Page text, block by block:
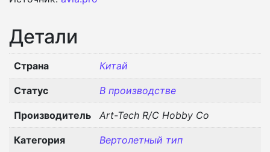
Детали
Страна Китай
Статус В производстве
Производитель Art-Tech R/C Hobby Co
Категория Вертолетный тип